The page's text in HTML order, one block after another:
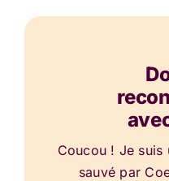
Coucou ! Je suis
sauvé par